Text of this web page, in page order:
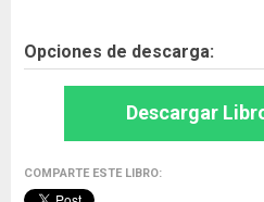
Opciones de descarga:
Descargar
COMPARTE ESTE LIBRO: